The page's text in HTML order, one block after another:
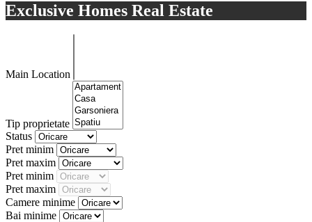
Exclusive Homes Real Estate
Main Location
Tip proprietate
Status
Pret minim
Pret maxim
Pret minim
Pret maxim
Camere minime
Bai minime